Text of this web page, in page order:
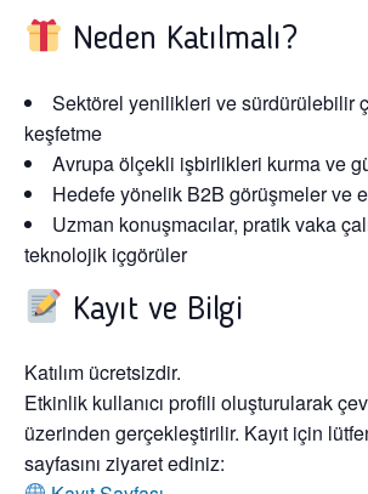
Neden Katılmalı?
Sektörel yenilikleri ve sürdürülebilir
keşfetme
Avrupa ölçekli işbirlikleri kurma ve
Hedefe yönelik B2B görüşmeler ve
Uzman konuşmacılar, pratik vaka
teknolojik içgörüler
Kayıt ve Bilgi
Katılım ücretsizdir.
Etkinlik kullanıcı profili oluşturularak
üzerinden gerçekleştirilir. Kayıt için
sayfasını ziyaret ediniz: